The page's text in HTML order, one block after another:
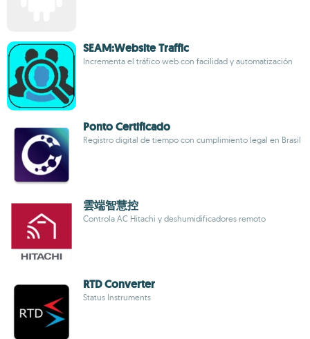
SEAM:Website Traffic
Incrementa el tráfico web con facilidad y automatización
Ponto Certificado
Registro digital de tiempo con cumplimiento legal en Brasil
雲端智慧控
Controla AC Hitachi y deshumidificadores remoto
RTD Converter
Status Instruments